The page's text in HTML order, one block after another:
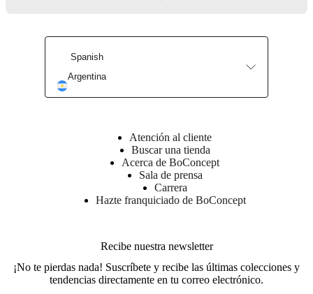
Encuentra tu tienda más cercana
Spanish
Argentina
Atención al cliente
Buscar una tienda
Acerca de BoConcept
Sala de prensa
Carrera
Hazte franquiciado de BoConcept
Recibe nuestra newsletter
¡No te pierdas nada! Suscríbete y recibe las últimas colecciones y
tendencias directamente en tu correo electrónico.